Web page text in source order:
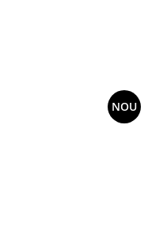
NOU